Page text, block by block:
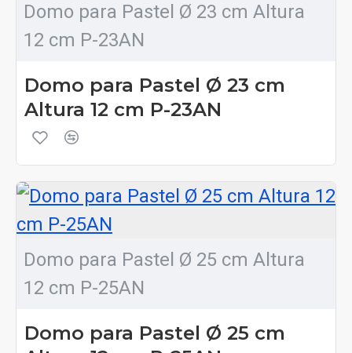
Domo para Pastel Ø 23 cm Altura
12 cm P-23AN
Domo para Pastel Ø 23 cm
Altura 12 cm P-23AN
Domo para Pastel Ø 25 cm Altura
12 cm P-25AN
Domo para Pastel Ø 25 cm